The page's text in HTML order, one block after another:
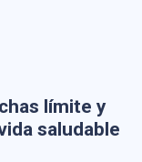
límite y
saludable